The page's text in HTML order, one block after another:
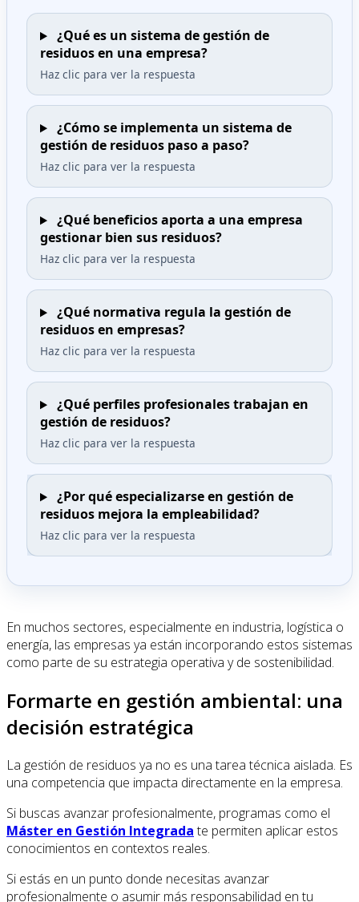
¿Qué es un sistema de gestión de
residuos en una empresa?
Haz clic para ver la respuesta
¿Cómo se implementa un sistema de
gestión de residuos paso a paso?
Haz clic para ver la respuesta
¿Qué beneficios aporta a una empresa
gestionar bien sus residuos?
Haz clic para ver la respuesta
¿Qué normativa regula la gestión de
residuos en empresas?
Haz clic para ver la respuesta
¿Qué perfiles profesionales trabajan en
gestión de residuos?
Haz clic para ver la respuesta
¿Por qué especializarse en gestión de
residuos mejora la empleabilidad?
Haz clic para ver la respuesta
En muchos sectores, especialmente en industria, logística o
energía, las empresas ya están incorporando estos sistemas
como parte de su estrategia operativa y de sostenibilidad.
Formarte en gestión ambiental: una
decisión estratégica
La gestión de residuos ya no es una tarea técnica aislada. Es
una competencia que impacta directamente en la empresa.
Si buscas avanzar profesionalmente, programas como el
Máster en Gestión Integradate permiten aplicar estos
conocimientos en contextos reales.
Si estás en un punto donde necesitas avanzar
profesionalmente o asumir más responsabilidad en tu